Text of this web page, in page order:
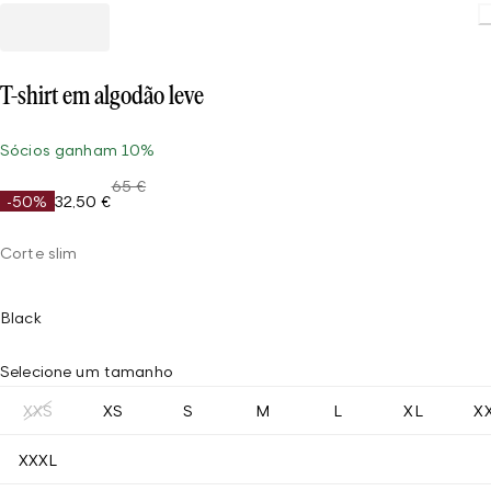
T-shirt em algodão leve
Sócios ganham 10%
-50% 32,50 €
65 €
Corte slim
Black
Selecione um tamanho
XXS XS S M L XL
XXXL